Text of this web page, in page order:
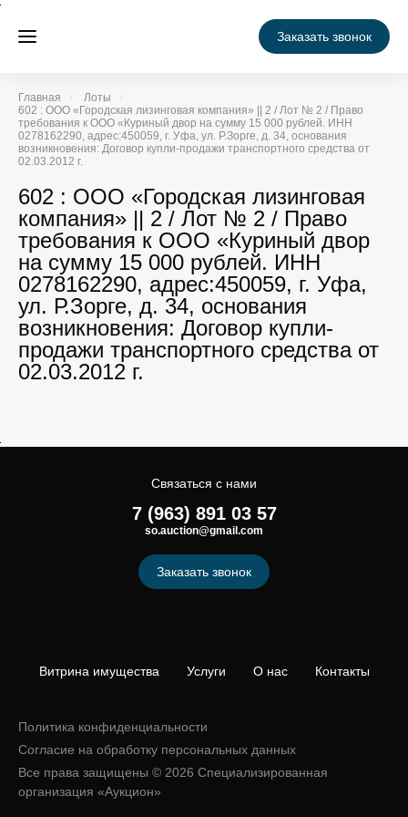
Заказать звонок
Главная
Лоты
602 : ООО «Городская лизинговая компания» || 2 / Лот № 2 / Право
требования к ООО «Куриный двор на сумму 15 000 рублей. ИНН
0278162290, адрес:450059, г. Уфа, ул. Р.Зорге, д. 34, основания
возникновения: Договор купли-продажи транспортного средства от
02.03.2012 г.
602 : ООО «Городская лизинговая
компания» || 2 / Лот № 2 / Право
требования к ООО «Куриный двор
на сумму 15 000 рублей. ИНН
0278162290, адрес:450059, г. Уфа,
ул. Р.Зорге, д. 34, основания
возникновения: Договор купли-
продажи транспортного средства от
02.03.2012 г.
Витрина имущества Услуги О нас Контакты
Политика конфиденциальности
Согласие на обработку персональных данных
Все права защищены © 2026 Специализированная
организация «Аукцион»
Связаться с нами
7 (963) 891 03 57
so.auction@gmail.com
Заказать звонок